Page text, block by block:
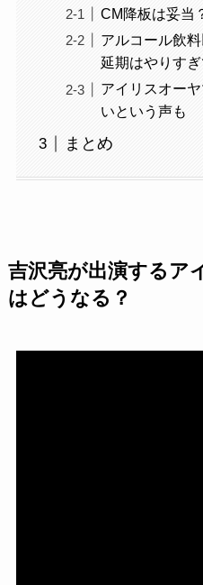
CM降板は妥当
アルコール飲
延期はやりすぎ
アイリスオー
いという声も
まとめ
吉沢亮が出演するア
はどうなる？